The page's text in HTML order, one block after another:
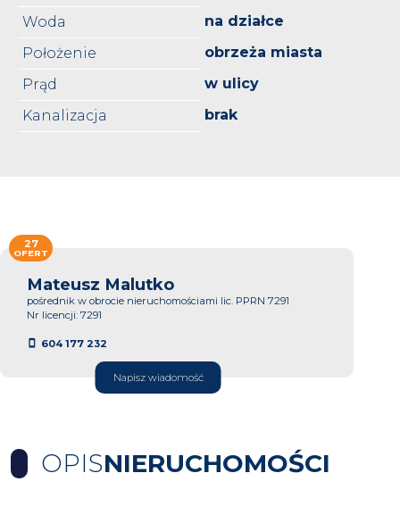
Woda
na działce
Położenie
obrzeża miasta
Prąd
w ulicy
Kanalizacja
brak
Mateusz Malutko
pośrednik w obrocie nieruchomościami lic. PPRN 7291
Nr licencji: 7291
604 177 232
Napisz wiadomość
27
OFERT
OPISNIERUCHOMOŚCI